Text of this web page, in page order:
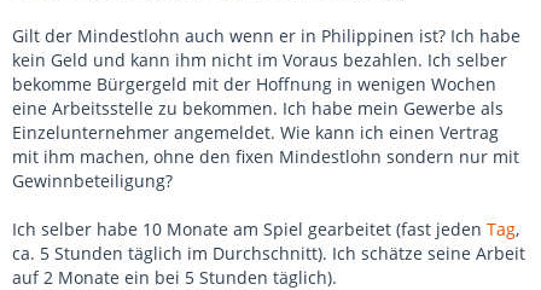
am Wochenende für dich arbeiten soll, kann ich zwar zu
diesen Zeiten für dich arbeiten, aber dann wird die
Vertragsgestaltung schwierig. Ich würde mich ungern
darauf festlegen, jedes Wochenende acht Stunden für dich
arbeiten zu müssen. Außerdem müsstest du dann auch
Urlaubstage und Feiertage bezahlen
Mein Fazit: ich würde es nicht machen, da ich in einem normalen
Job arbeite der mich je schon voll einnimmt. Wenn schon einen
Nebenjob mache, dann will ich Geld dafür haben und kein Risiko
von 20%
Gilt der Mindestlohn auch wenn er in Philippinen ist? Ich habe
kein Geld und kann ihm nicht im Voraus bezahlen. Ich selber
bekomme Bürgergeld mit der Hoffnung in wenigen Wochen
eine Arbeitsstelle zu bekommen. Ich habe mein Gewerbe als
Einzelunternehmer angemeldet. Wie kann ich einen Vertrag
mit ihm machen, ohne den fixen Mindestlohn sondern nur mit
Gewinnbeteiligung?
Ich selber habe 10 Monate am Spiel gearbeitet (fast jeden Tag,
ca. 5 Stunden täglich im Durchschnitt). Ich schätze seine Arbeit
auf 2 Monate ein bei 5 Stunden täglich).